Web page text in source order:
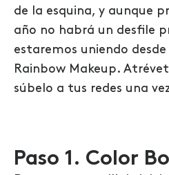
de la esquina, y aunque
año no habrá un desfile
estaremos uniendo
Rainbow Makeup.
súbelo a tus redes una
Paso 1. Color